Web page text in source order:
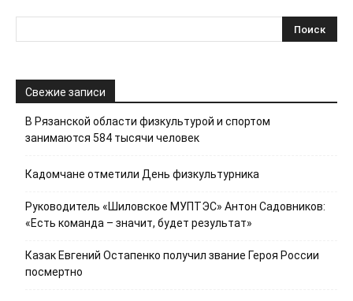
Свежие записи
В Рязанской области физкультурой и спортом
занимаются 584 тысячи человек
Кадомчане отметили День физкультурника
Руководитель «Шиловское МУПТЭС» Антон Садовников:
«Есть команда – значит, будет результат»
Казак Евгений Остапенко получил звание Героя России
посмертно